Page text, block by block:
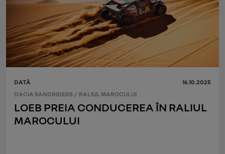
DATĂ
16.10.2025
DACIA SANDRIDERS / RALIUL MAROCULUI
LOEB PREIA CONDUCEREA ÎN RALIUL
MAROCULUI